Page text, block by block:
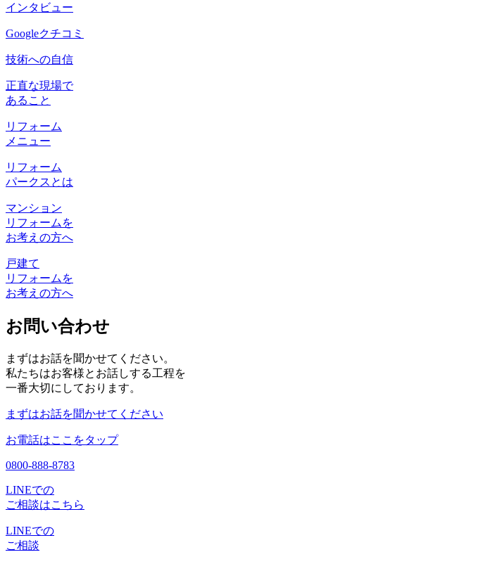
インタビュー
Googleクチコミ
技術への自信
正直な現場で
あること
リフォーム
メニュー
リフォーム
パークスとは
マンション
リフォームを
お考えの方へ
戸建て
リフォームを
お考えの方へ
お問い合わせ
まずはお話を聞かせてください。
私たちはお客様とお話しする工程を
一番大切にしております。
まずはお話を聞かせてください
お電話はここをタップ
0800-888-8783
LINEでの
ご相談はこちら
LINEでの
ご相談